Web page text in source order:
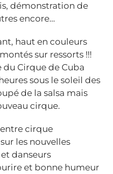
démonstration de
encore…
haut en couleurs
sur ressorts !!!
Cirque de Cuba
sous le soleil des
de la salsa mais
cirque.
cirque
les nouvelles
danseurs
et bonne humeur